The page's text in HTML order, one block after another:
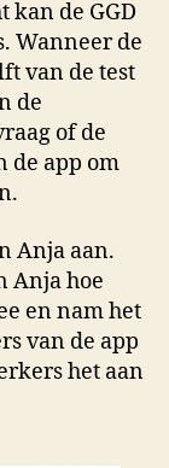
kan de GGD
Wanneer de
van de test
de
of de
de app om
Anja aan.
Anja hoe
en nam het
van de app
het aan